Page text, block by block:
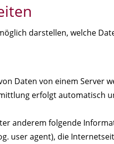
darstellen, welche
Daten von einem Server
erfolgt automatisch
anderem folgende
user agent), die